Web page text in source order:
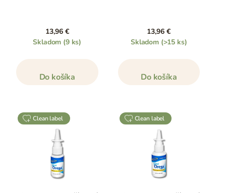
13,96 €
Skladom (9 ks)
Do košíka
13,96 €
Skladom (>15 ks)
Do košíka
clean label clean label